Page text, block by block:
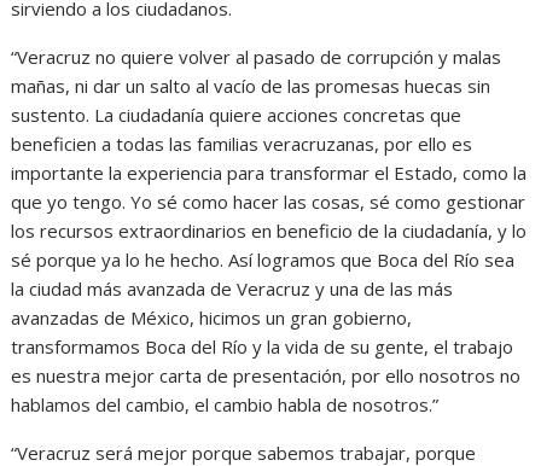
sirviendo a los ciudadanos.
“Veracruz no quiere volver al pasado de corrupción y malas
mañas, ni dar un salto al vacío de las promesas huecas sin
sustento. La ciudadanía quiere acciones concretas que
beneficien a todas las familias veracruzanas, por ello es
importante la experiencia para transformar el Estado, como la
que yo tengo. Yo sé como hacer las cosas, sé como gestionar
los recursos extraordinarios en beneficio de la ciudadanía, y lo
sé porque ya lo he hecho. Así logramos que Boca del Río sea
la ciudad más avanzada de Veracruz y una de las más
avanzadas de México, hicimos un gran gobierno,
transformamos Boca del Río y la vida de su gente, el trabajo
es nuestra mejor carta de presentación, por ello nosotros no
hablamos del cambio, el cambio habla de nosotros.”
“Veracruz será mejor porque sabemos trabajar, porque